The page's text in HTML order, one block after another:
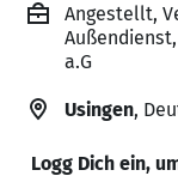
Angestellt,
a.G
Usingen,
Logg Dich ein,